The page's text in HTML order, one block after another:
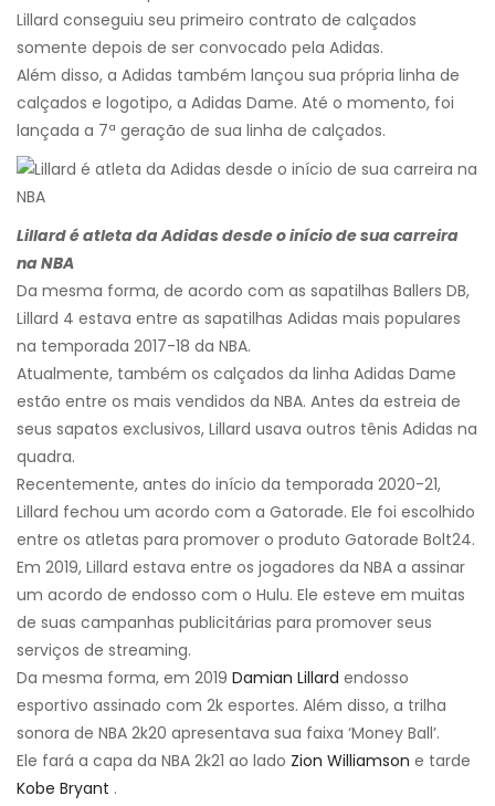
Lillard conseguiu seu primeiro contrato de calçados
somente depois de ser convocado pela Adidas.
Além disso, a Adidas também lançou sua própria linha de
calçados e logotipo, a Adidas Dame. Até o momento, foi
lançada a 7ª geração de sua linha de calçados.
Lillard é atleta da Adidas desde o início de sua carreira
na NBA
Da mesma forma, de acordo com as sapatilhas Ballers DB,
Lillard 4 estava entre as sapatilhas Adidas mais populares
na temporada 2017-18 da NBA.
Atualmente, também os calçados da linha Adidas Dame
estão entre os mais vendidos da NBA. Antes da estreia de
seus sapatos exclusivos, Lillard usava outros tênis Adidas na
quadra.
Recentemente, antes do início da temporada 2020-21,
Lillard fechou um acordo com a Gatorade. Ele foi escolhido
entre os atletas para promover o produto Gatorade Bolt24.
Em 2019, Lillard estava entre os jogadores da NBA a assinar
um acordo de endosso com o Hulu. Ele esteve em muitas
de suas campanhas publicitárias para promover seus
serviços de streaming.
Da mesma forma, em 2019 Damian Lillard endosso
esportivo assinado com 2k esportes. Além disso, a trilha
sonora de NBA 2k20 apresentava sua faixa ‘Money Ball’.
Ele fará a capa da NBA 2k21 ao lado Zion Williamson e tarde
Kobe Bryant .